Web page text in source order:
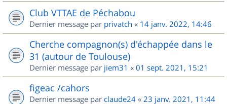
Club VTTAE de Péchabou
Dernier message par privatch « 14 janv. 2022, 14:46
Cherche compagnon(s) d'échappée dans le
31 (autour de Toulouse)
Dernier message par jiem31 « 01 sept. 2021, 15:21
figeac /cahors
Dernier message par claude24 « 23 janv. 2021, 11:44